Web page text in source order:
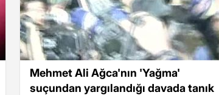
Mehmet Ali Ağca'nın 'Yağma'
suçundan yargılandığı davada tanık